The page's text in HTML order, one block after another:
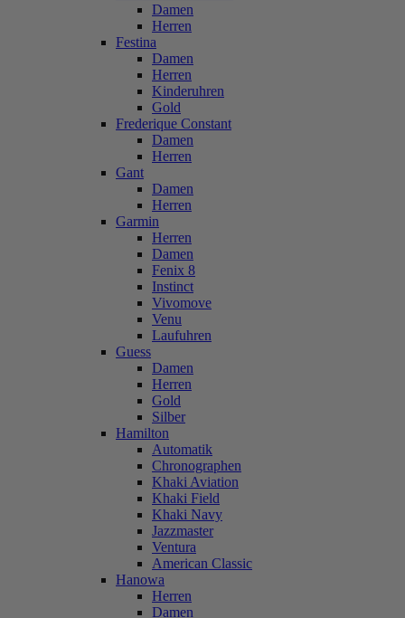
Damen
Herren
Festina
Damen
Herren
Kinderuhren
Gold
Frederique Constant
Damen
Herren
Gant
Damen
Herren
Garmin
Herren
Damen
Fenix 8
Instinct
Vivomove
Venu
Laufuhren
Guess
Damen
Herren
Gold
Silber
Hamilton
Automatik
Chronographen
Khaki Aviation
Khaki Field
Khaki Navy
Jazzmaster
Ventura
American Classic
Hanowa
Herren
Damen